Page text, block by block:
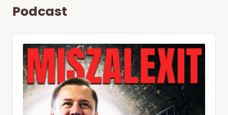
Podcast
Audio
Player